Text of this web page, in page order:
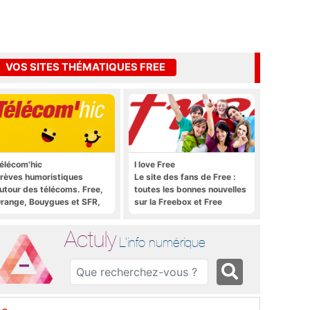
VOS SITES THÉMATIQUES FREE
humoristiques
des télécoms. Free,
Bouygues et SFR,
I love Free
Le site des fans de Free :
toutes les bonnes nouvelles
sur la Freebox et Free
Actuly L'info numérique